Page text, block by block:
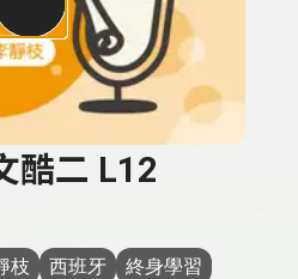
酷二 L12
枝 西班牙
終身學習